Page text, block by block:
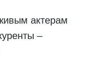
актерам
–